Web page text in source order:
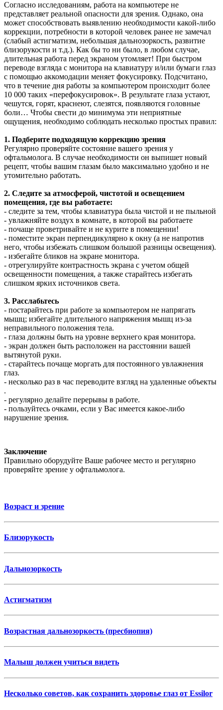
Согласно исследованиям, работа на компьютере не
представляет реальной опасности для зрения. Однако, она
может способствовать выявлению необходимости какой-либо
коррекции, потребности в которой человек ранее не замечал
(слабый астигматизм, небольшая дальнозоркость, развитие
близорукости и т.д.). Как бы то ни было, в любом случае,
длительная работа перед экраном утомляет! При быстром
переводе взгляда с монитора на клавиатуру и/или бумаги глаз
с помощью аккомодации меняет фокусировку. Подсчитано,
что в течение дня работы за компьютером происходит более
10 000 таких «перефокусировок». В результате глаза устают,
чешутся, горят, краснеют, слезятся, появляются головные
боли… Чтобы свести до минимума эти неприятные
ощущения, необходимо соблюдать несколько простых правил:
1. Подберите подходящую коррекцию зрения
Регулярно проверяйте состояние вашего зрения у
офтальмолога. В случае необходимости он выпишет новый
рецепт, чтобы вашим глазам было максимально удобно и не
утомительно работать.
2. Следите за атмосферой, чистотой и освещением
помещения, где вы работаете:
- следите за тем, чтобы клавиатура была чистой и не пыльной
- увлажняйте воздух в комнате, в которой вы работаете
- почаще проветривайте и не курите в помещении!
- поместите экран перпендикулярно к окну (а не напротив
него, чтобы избежать слишком большой разницы освещения).
- избегайте бликов на экране монитора.
- отрегулируйте контрастность экрана с учетом общей
освещенности помещения, а также старайтесь избегать
слишком ярких источников света.
3. Расслабьтесь
- постарайтесь при работе за компьютером не напрягать
мышц; избегайте длительного напряжения мышц из-за
неправильного положения тела.
- глаза должны быть на уровне верхнего края монитора.
- экран должен быть расположен на расстоянии вашей
вытянутой руки.
- старайтесь почаще моргать для постоянного увлажнения
глаз.
- несколько раз в час переводите взгляд на удаленные объекты
.
- регулярно делайте перерывы в работе.
- пользуйтесь очками, если у Вас имеется какое-либо
нарушение зрения.
Заключение
Правильно оборудуйте Ваше рабочее место и регулярно
проверяйте зрение у офтальмолога.
Возраст и зрение
Близорукость
Дальнозоркость
Астигматизм
Возрастная дальнозоркость (пресбиопия)
Малыш должен учиться видеть
Несколько советов, как сохранить здоровье глаз от Essilor